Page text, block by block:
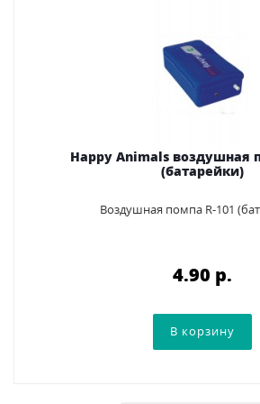
Happy Animals воздушная
(батарейки)
Воздушная помпа R-101
4.90 p.